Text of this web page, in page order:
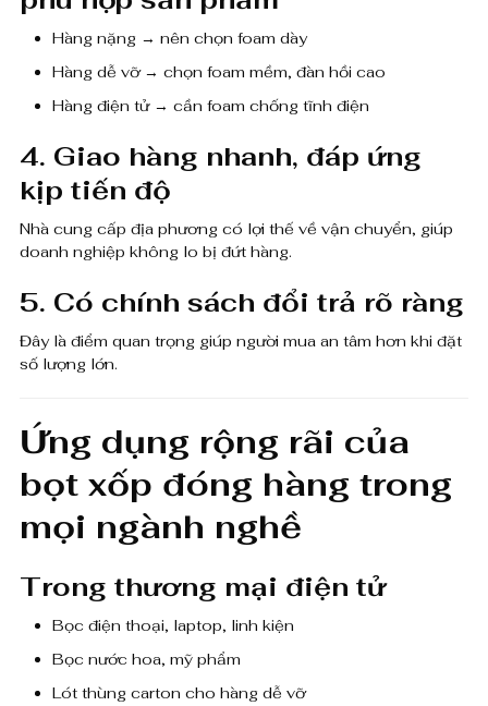
Hàng nặng → nên chọn foam dày
Hàng dễ vỡ → chọn foam mềm, đàn hồi cao
Hàng điện tử → cần foam chống tĩnh điện
4. Giao hàng nhanh, đáp ứng
kịp tiến độ
Nhà cung cấp địa phương có lợi thế về vận chuyển, giúp
doanh nghiệp không lo bị đứt hàng.
5. Có chính sách đổi trả rõ ràng
Đây là điểm quan trọng giúp người mua an tâm hơn khi đặt
số lượng lớn.
Ứng dụng rộng rãi của
bọt xốp đóng hàng trong
mọi ngành nghề
Trong thương mại điện tử
Bọc điện thoại, laptop, linh kiện
Bọc nước hoa, mỹ phẩm
Lót thùng carton cho hàng dễ vỡ